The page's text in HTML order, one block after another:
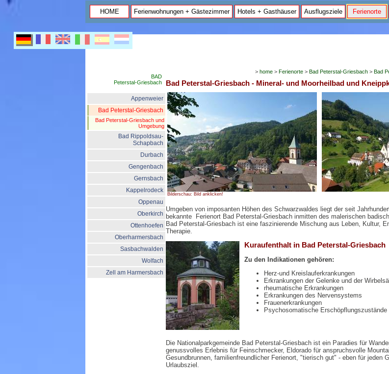
HOME Ferienwohnungen + Gästezimmer Hotels + Gasthäuser Ausflugsziele Ferienorte
BAD
Peterstal-Griesbach
Appenweier
Bad Peterstal-Griesbach
Bad Peterstal-Griesbach und
Umgebung
Bad Rippoldsau-
Schapbach
Durbach
Gengenbach
Gernsbach
Kappelrodeck
Oppenau
Oberkirch
Ottenhoefen
Oberharmersbach
Sasbachwalden
Wolfach
Zell am Harmersbach
> home> Ferienorte> Bad Peterstal-Griesbach> Bad
Bad Peterstal-Griesbach - Mineral- und Moorheilbad und
Bilderschau: Bild anklicken!
Umgeben von imposanten Höhen des Schwarzwaldes liegt der seit
bekannte Ferienort Bad Peterstal-Griesbach inmitten des malerischen
Bad Peterstal-Griesbach ist eine faszinierende Mischung aus Leben, Kultur,
Therapie.
Kuraufenthalt in Bad Peterstal-Griesbach
Zu den Indikationen gehören:
Herz-und Kreislauferkrankungen
Erkrankungen der Gelenke und der
rheumatische Erkrankungen
Erkrankungen des Nervensystems
Frauenerkrankungen
Psychosomatische Erschöpflungszustände
Die Nationalparkgemeinde Bad Peterstal-Griesbach ist ein Paradies für
genussvolles Erlebnis für Feinschmecker, Eldorado für anspruchsvolle
Gesundbrunnen, familienfreundlicher Ferienort, "tierisch gut" - eben für jeden
Urlaubsziel.